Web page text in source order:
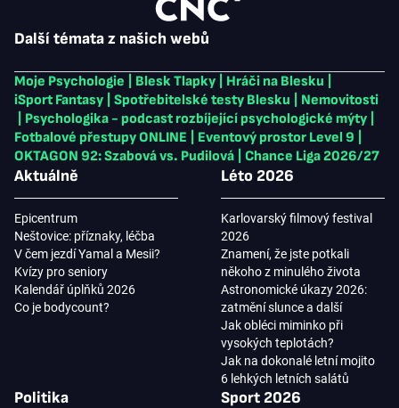
Další témata z našich webů
Moje Psychologie Blesk Tlapky Hráči na Blesku
iSport Fantasy
Spotřebitelské testy Blesku
Nemovitosti
Psychologika - podcast rozbíjející psychologické mýty
Fotbalové přestupy ONLINE
Eventový prostor Level 9
OKTAGON 92: Szabová vs. Pudilová
Chance Liga 2026/27
Aktuálně
Epicentrum
Neštovice: příznaky, léčba
V čem jezdí Yamal a Mesii?
Kvízy pro seniory
Kalendář úplňků 2026
Co je bodycount?
Léto 2026
Karlovarský filmový festival
2026
Znamení, že jste potkali
někoho z minulého života
Astronomické úkazy 2026:
zatmění slunce a další
Jak obléci miminko při
vysokých teplotách?
Jak na dokonalé letní mojito
6 lehkých letních salátů
Politika Sport 2026